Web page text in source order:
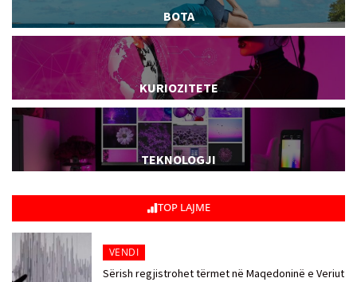
BOTA
KURIOZITETE
TEKNOLOGJI
TOP LAJME
VENDI
Sërish regjistrohet tërmet në Maqedoninë e Veriut